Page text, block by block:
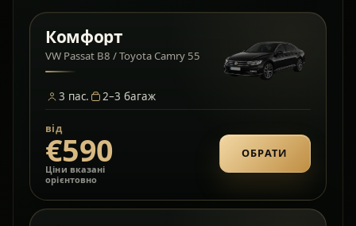
Комфорт
VW Passat B8 / Toyota Camry 55
3 пас. 2–3 багаж
від
€590
Ціни вказані
орієнтовно
ОБРАТИ